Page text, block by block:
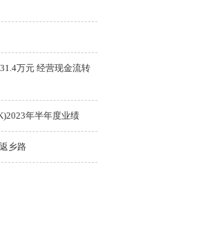
万元 经营现金流转
年半年度业绩
乡路